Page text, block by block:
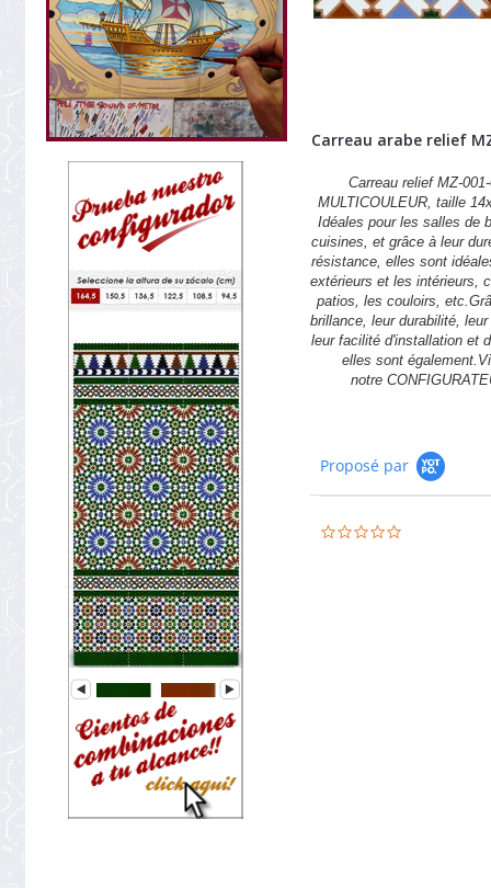
Carreau arabe relief
Carreau relief MZ-
MULTICOULEUR, taille
Idéales pour les salles de
cuisines, et grâce à leur
résistance, elles sont
extérieurs et les intérieurs,
patios, les couloirs,
brillance, leur durabilité,
leur facilité d'installation et
elles sont
notre
Proposé par